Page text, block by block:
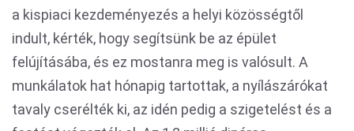
a kispiaci kezdeményezés a helyi közösségtől
indult, kérték, hogy segítsünk be az épület
felújításába, és ez mostanra meg is valósult. A
munkálatok hat hónapig tartottak, a nyílászárókat
tavaly cserélték ki, az idén pedig a szigetelést és a